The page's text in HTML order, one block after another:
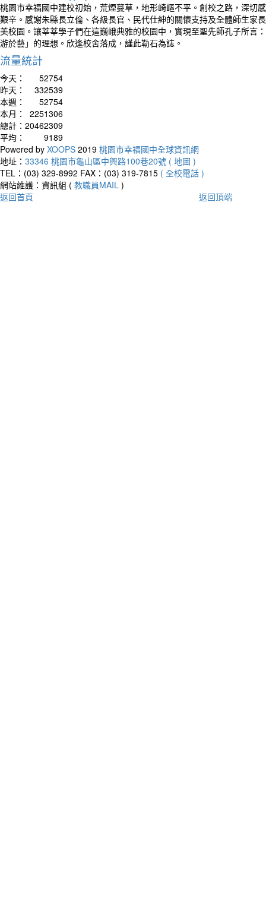
桃園市幸福國中建校初始，荒煙蔓草，地形崎嶇不平。創校之路，深切
艱辛。感謝朱縣長立倫、各級長官、民代仕紳的關懷支持及全體師生家
美校園。讓莘莘學子們在這巍峨典雅的校園中，實現至聖先師孔子所言
游於藝」的理想。欣逢校舍落成，謹此勒石為誌。
流量統計
今天：
52754
昨天：
332539
本週：
52754
本月：
2251306
總計： 20462309
平均：
9189
Powered by XOOPS 2019 桃園市幸福國中全球資訊網
地址： 33346 桃園市龜山區中興路100巷20號 ( 地圖 )
TEL：(03) 329-8992 FAX：(03) 319-7815 ( 全校電話 )
網站維護：資訊組 ( 教職員MAIL )
返回首頁
返回頂端